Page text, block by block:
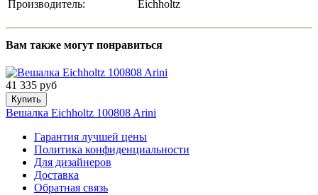
Производитель:
Eichholtz
Вам также могут понравиться
41 335 руб
Купить
Вешалка Eichholtz 100808 Arini
Гарантия лучшей цены
Политика конфиденциальности
Для дизайнеров
Доставка
Обратная связь